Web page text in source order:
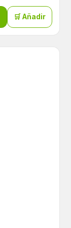
🛒 Añadir